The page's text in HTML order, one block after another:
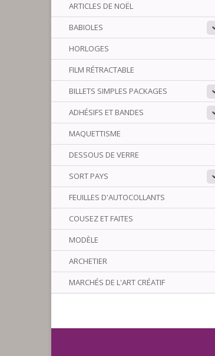
ARTICLES DE NOËL
BABIOLES
HORLOGES
FILM RÉTRACTABLE
BILLETS SIMPLES PACKAGES
ADHÉSIFS ET BANDES
MAQUETTISME
DESSOUS DE VERRE
SORT PAYS
FEUILLES D'AUTOCOLLANTS
COUSEZ ET FAITES
MODÈLE
ARCHETIER
MARCHÉS DE L'ART CRÉATIF